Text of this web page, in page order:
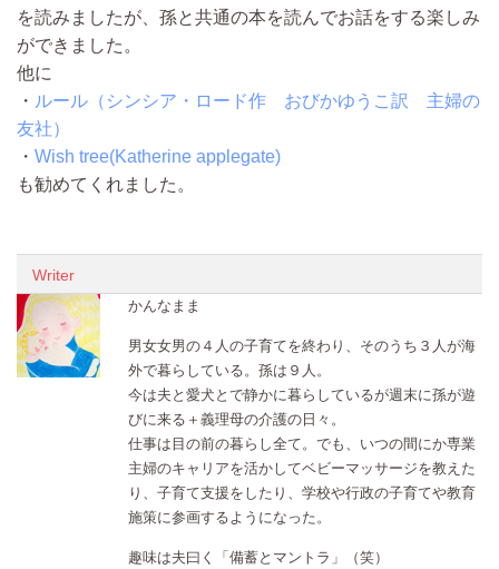
を読みましたが、孫と共通の本を読んでお話をする楽しみ
ができました。
他に
・ ルール（シンシア・ロード作 おびかゆうこ訳 主婦の
友社）
・ Wish tree(Katherine applegate)
も勧めてくれました。
Writer
かんなまま
男女女男の４人の子育てを終わり、そのうち３人が海
外で暮らしている。孫は９人。
今は夫と愛犬とで静かに暮らしているが週末に孫が遊
びに来る＋義理母の介護の日々。
仕事は目の前の暮らし全て。でも、いつの間にか専業
主婦のキャリアを活かしてベビーマッサージを教えた
り、子育て支援をしたり、学校や行政の子育てや教育
施策に参画するようになった。
趣味は夫曰く「備蓄とマントラ」（笑）